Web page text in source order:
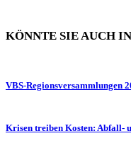
KÖNNTE SIE AUCH
VBS-Regionsversammlungen
Krisen treiben Kosten: Abfall-